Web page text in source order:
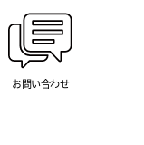
お問い合わせ